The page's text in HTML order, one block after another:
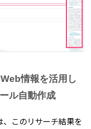
情報を活用し
ル自動作成
このリサーチ結果を